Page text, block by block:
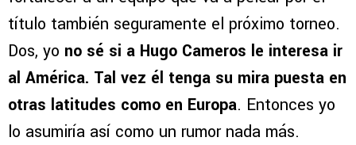
título también seguramente el próximo torneo.
Dos, yo no sé si a Hugo Cameros le interesa ir
al América. Tal vez él tenga su mira puesta en
otras latitudes como en Europa. Entonces yo
lo asumiría así como un rumor nada más.